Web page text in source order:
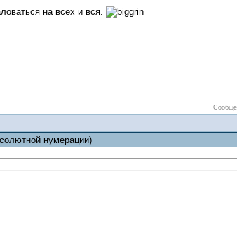
на всех и вся.
нумерации)